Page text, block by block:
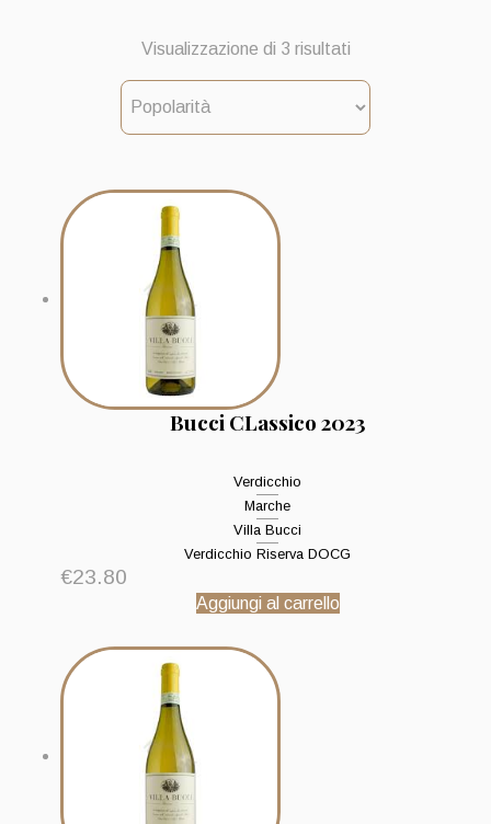
Visualizzazione di 3 risultatiPopolarità
Bucci CLassico 2023
Verdicchio
Marche
Villa Bucci
Verdicchio Riserva DOCG
€23.80
Aggiungi al carrello